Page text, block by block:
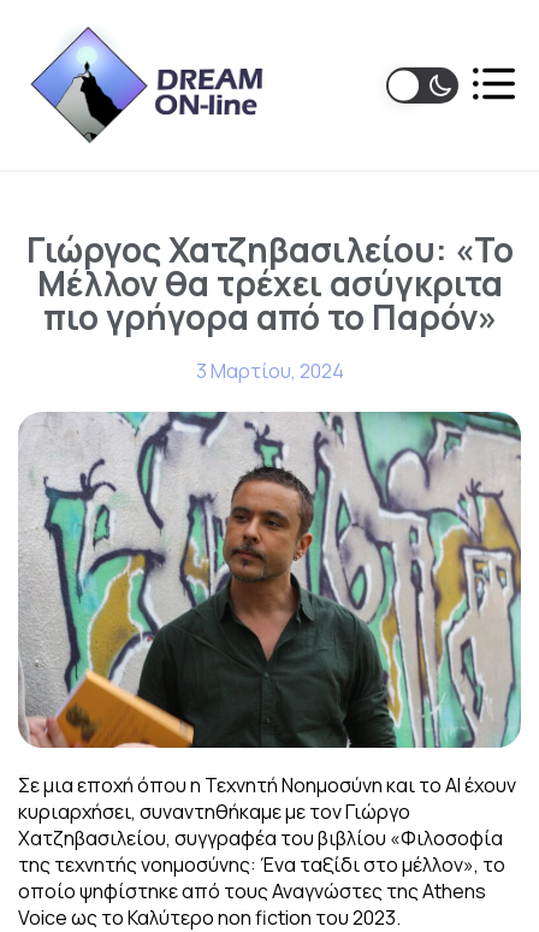
Γιώργος Χατζηβασιλείου: «Το
Μέλλον θα τρέχει ασύγκριτα
πιο γρήγορα από το Παρόν»
3 Μαρτίου, 2024
Σε μια εποχή όπου η Τεχνητή Νοημοσύνη και το ΑΙ έχουν
κυριαρχήσει, συναντηθήκαμε με τον Γιώργο
Χατζηβασιλείου, συγγραφέα του βιβλίου «Φιλοσοφία
της τεχνητής νοημοσύνης: Ένα ταξίδι στο μέλλον», το
οποίο ψηφίστηκε από τους Αναγνώστες της Athens
Voice ως το Καλύτερο non fiction του 2023.